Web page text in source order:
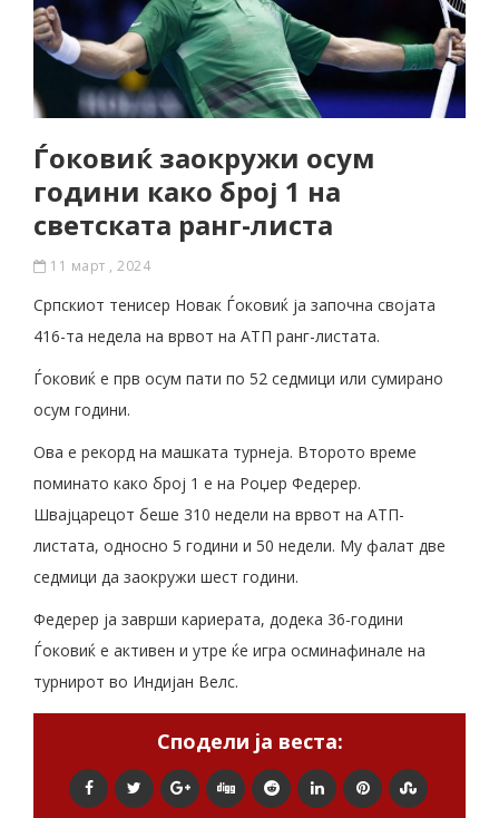
Ѓоковиќ заокружи осум
години како број 1 на
светската ранг-листа
11 март , 2024
Српскиот тенисер Новак Ѓоковиќ ја започна својата
416-та недела на врвот на АТП ранг-листата.
Ѓоковиќ е прв осум пати по 52 седмици или сумирано
осум години.
Ова е рекорд на машката турнеја. Второто време
поминато како број 1 е на Роџер Федерер.
Швајцарецот беше 310 недели на врвот на АТП-
листата, односно 5 години и 50 недели. Му фалат две
седмици да заокружи шест години.
Федерер ја заврши кариерата, додека 36-години
Ѓоковиќ е активен и утре ќе игра осминафинале на
турнирот во Индијан Велс.
Сподели ја веста: